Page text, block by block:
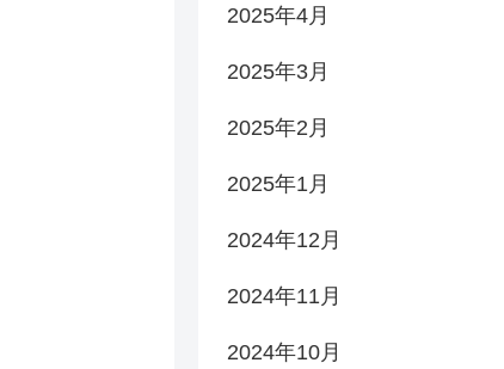
2025年4月
2025年3月
2025年2月
2025年1月
2024年12月
2024年11月
2024年10月